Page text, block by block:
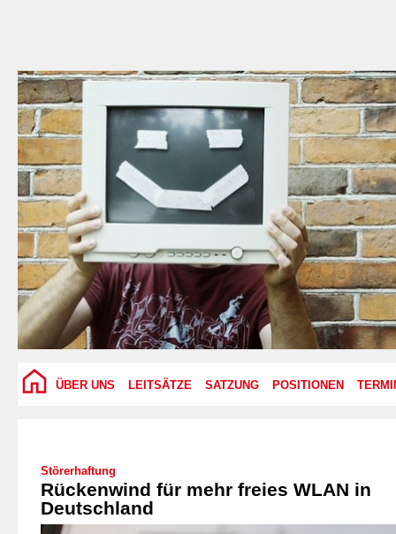
ÜBER UNS LEITSÄTZE SATZUNG POSITIONEN
Störerhaftung
Rückenwind für mehr freies WLAN in
Deutschland